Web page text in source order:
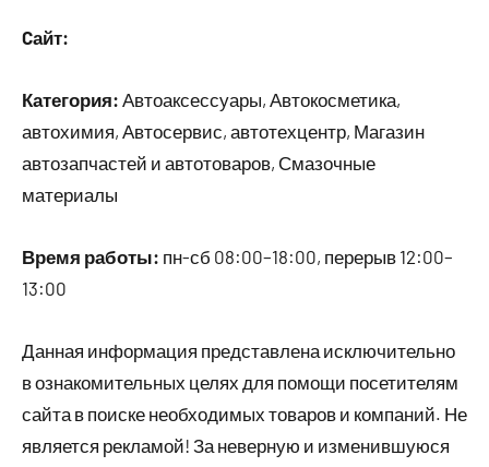
Cайт:
Категория: Автоаксессуары, Автокосметика,
автохимия, Автосервис, автотехцентр, Магазин
автозапчастей и автотоваров, Смазочные
материалы
Время работы: пн-сб 08:00–18:00, перерыв 12:00–
13:00
Данная информация представлена исключительно
в ознакомительных целях для помощи посетителям
сайта в поиске необходимых товаров и компаний. Не
является рекламой! За неверную и изменившуюся